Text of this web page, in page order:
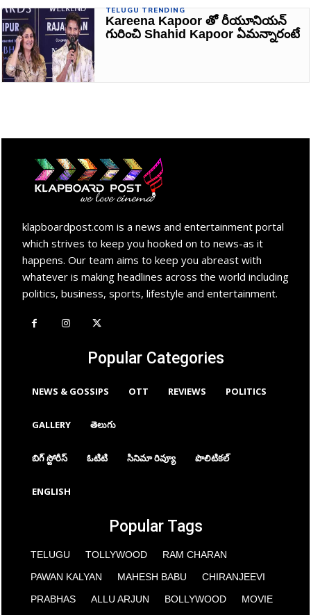
TELUGU TRENDING
Kareena Kapoor తో రీయూనియన్
గురించి Shahid Kapoor ఏమన్నారంటే
klapboardpost.com is a news and entertainment portal
which strives to keep you hooked on to news-as it
happens. Our team aims to keep you abreast with
whatever is making headlines across the world including
politics, business, sports, lifestyle and entertainment.
Popular Categories
NEWS & GOSSIPS OTT REVIEWS POLITICS
GALLERY తెలుగు
బిగ్ స్టోరీస్ ఓటిటి సినిమా రివ్యూ పొలిటికల్
ENGLISH
Popular Tags
TELUGU TOLLYWOOD
RAM CHARAN
PAWAN KALYAN
MAHESH BABU
CHIRANJEEVI
PRABHAS
ALLU ARJUN BOLLYWOOD MOVIE